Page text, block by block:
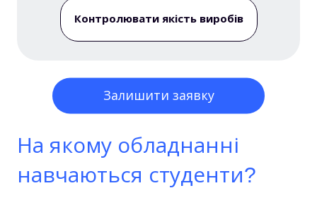
Контролювати якість виробів
Залишити заявку
На якому обладнанні
навчаються студенти?